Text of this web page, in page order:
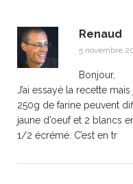
Renaud
5 novembre
Bonjour,
J’ai essayé la recette
250g de farine peuvent
jaune d’oeuf et 2 blancs
1/2 écrémé. C’est en tr